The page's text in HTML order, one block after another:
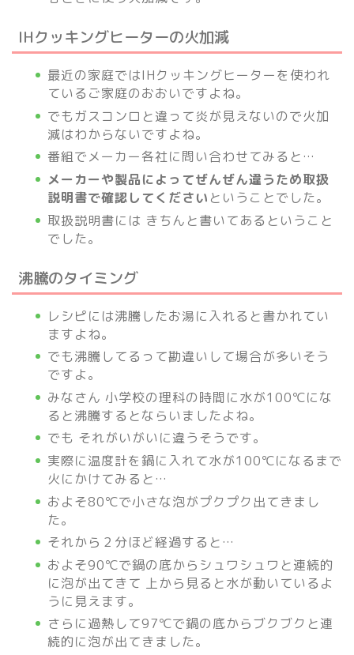
IHクッキングヒーターの火加減
最近の家庭ではIHクッキングヒーターを使われ
ているご家庭のおおいですよね。
でもガスコンロと違って炎が見えないので火加
減はわからないですよね。
番組でメーカー各社に問い合わせてみると…
メーカーや製品によってぜんぜん違うため取扱
説明書で確認してください ということでした。
取扱説明書には きちんと書いてあるということ
でした。
沸騰のタイミング
レシピには沸騰したお湯に入れると書かれてい
ますよね。
でも沸騰してるって勘違いして場合が多いそう
ですよ。
みなさん 小学校の理科の時間に水が100℃にな
ると沸騰するとならいましたよね。
でも それがいがいに違うそうです。
実際に温度計を鍋に入れて水が100℃になるまで
火にかけてみると…
およそ80℃で小さな泡がプクプク出てきまし
た。
それから２分ほど経過すると…
およそ90℃で鍋の底からシュワシュワと連続的
に泡が出てきて 上から見ると水が動いているよ
うに見えます。
さらに過熱して97℃で鍋の底からブクブクと連
続的に泡が出てきました。